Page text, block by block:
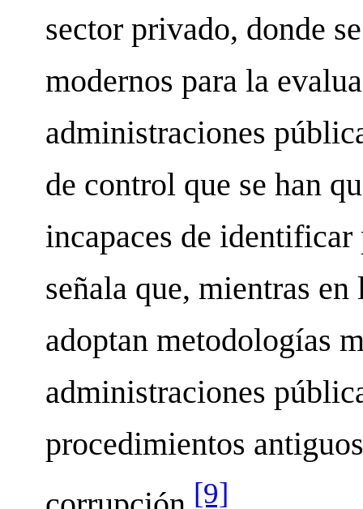
sector privado, donde
modernos para la
administraciones
de control que se han
incapaces de
señala que, mientras en
adoptan metodologías
administraciones
procedimientos
[9]